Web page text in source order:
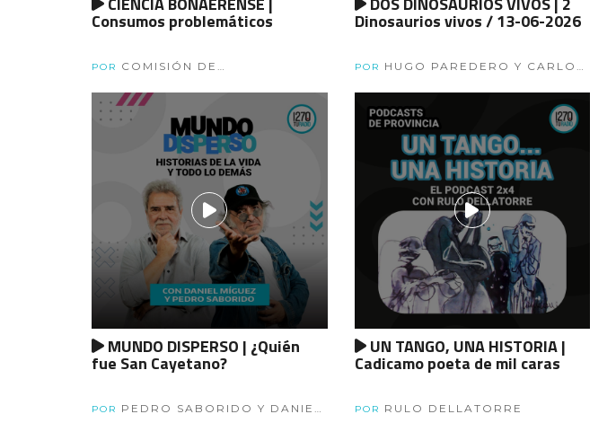
Consumos problemáticos
POR
COMISIÓN DE
Dinosaurios vivos / 13-06-2026
POR
HUGO PAREDERO Y CARLOS
MUNDO DISPERSO | ¿Quién
fue San Cayetano?
POR
PEDRO SABORIDO Y DANIEL
UN TANGO, UNA HISTORIA |
Cadicamo poeta de mil caras
POR RULO DELLATORRE